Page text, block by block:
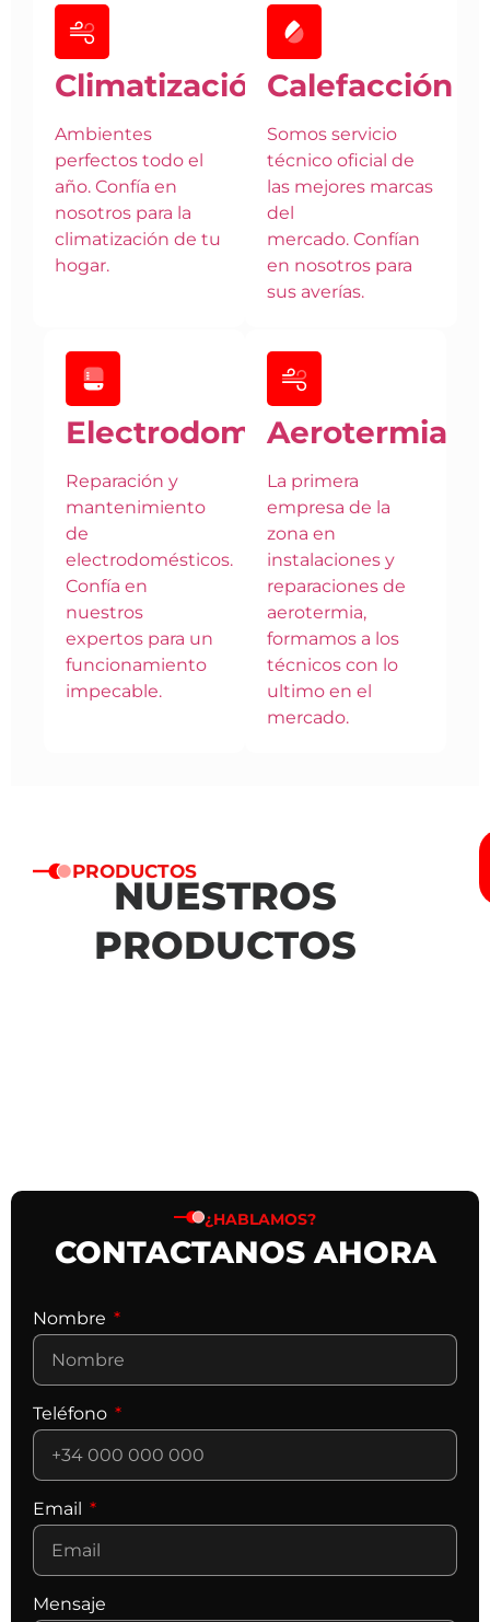
Climatización
Ambientes
perfectos todo el
año. Confía en
nosotros para la
climatización de tu
hogar.
Calefacción
Somos servicio
técnico oficial de
las mejores marcas
del
mercado. Confían
en nosotros para
sus averías.
Electrodomésticos
Reparación y
mantenimiento
de
electrodomésticos.
Confía en
nuestros
expertos para un
funcionamiento
impecable.
Aerotermia
La primera
empresa de la
zona en
instalaciones y
reparaciones de
aerotermia,
formamos a los
técnicos con lo
ultimo en el
mercado.
PRODUCTOS
NUESTROS
PRODUCTOS
¿HABLAMOS?
CONTACTANOS AHORA
Nombre
Teléfono
Email
Mensaje